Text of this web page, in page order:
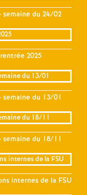
semaine du 24/02
2025
semaine du 13/01
semaine du 18/11
internes de la FSU